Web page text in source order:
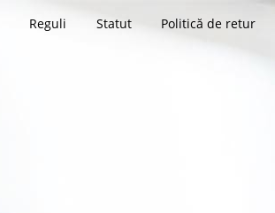
Reguli Statut Politică de retur